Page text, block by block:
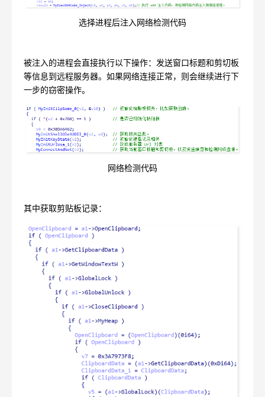
选择进程后注入网络检测代码
被注入的进程会直接执行以下操作：发送窗口标题和剪切板
等信息到远程服务器。如果网络连接正常，则会继续进行下
一步的窃密操作。
网络检测代码
其中获取剪贴板记录：